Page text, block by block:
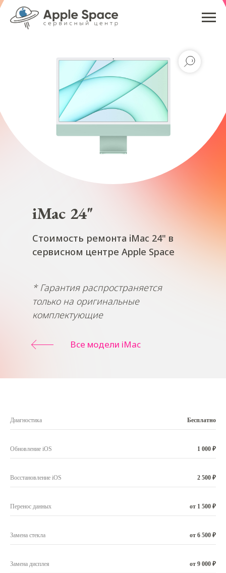
Все модели iMac
Стоимость ремонта iMac 24" в
сервисном центре Apple Space
* Гарантия распространяется
только на оригинальные
комплектующие
iMac 24"
Диагностика Бесплатно
Обновление iOS 1 000 ₽
Восстановление iOS 2 500 ₽
Перенос данных от 1 500 ₽
Замена стекла от 6 500 ₽
Замена дисплея от 9 000 ₽